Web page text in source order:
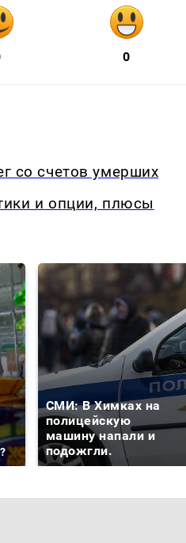
0
со счетов умерших
и опции, плюсы
СМИ: В Химках на
полицейскую
машину напали и
подожгли.